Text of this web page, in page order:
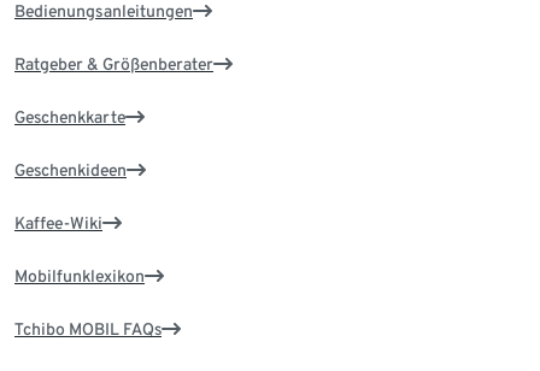
Bedienungsanleitungen
Ratgeber & Größenberater
Geschenkkarte
Geschenkideen
Kaffee-Wiki
Mobilfunklexikon
Tchibo MOBIL FAQs